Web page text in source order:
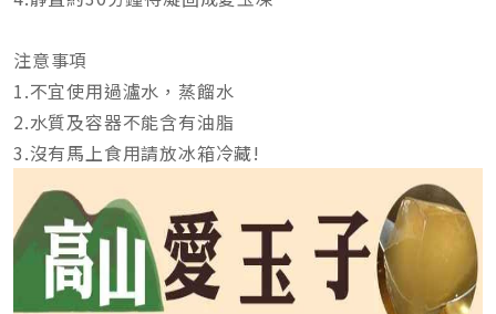
注意事項
1.不宜使用過瀘水，蒸餾水
2.水質及容器不能含有油脂
3.沒有馬上食用請放冰箱冷藏!